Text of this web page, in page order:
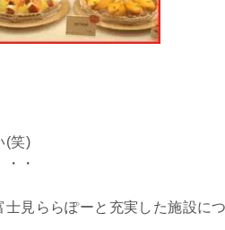
(笑)
・
見ららぽーと充実した施設に